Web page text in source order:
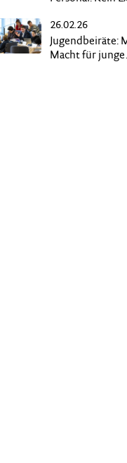
26.02.26
Jugendbeiräte:
Macht für junge